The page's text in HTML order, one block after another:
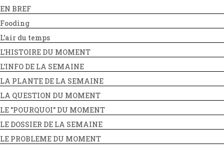
EN BREF
Fooding
L'air du temps
L'HISTOIRE DU MOMENT
L'INFO DE LA SEMAINE
LA PLANTE DE LA SEMAINE
LA QUESTION DU MOMENT
LE "POURQUOI" DU MOMENT
LE DOSSIER DE LA SEMAINE
LE PROBLEME DU MOMENT